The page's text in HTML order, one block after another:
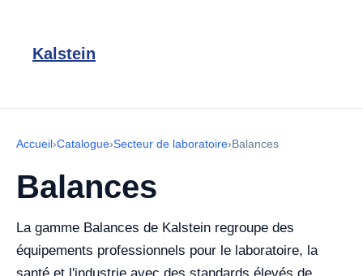
Kalstein
Accueil›Catalogue›Secteur de laboratoire›Balances
Balances
La gamme Balances de Kalstein regroupe des
équipements professionnels pour le laboratoire, la